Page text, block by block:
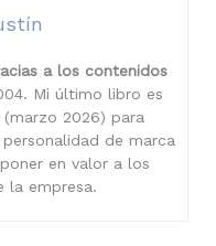
a los contenidos
Mi último libro es
(marzo 2026) para
de marca
en valor a los
la empresa.